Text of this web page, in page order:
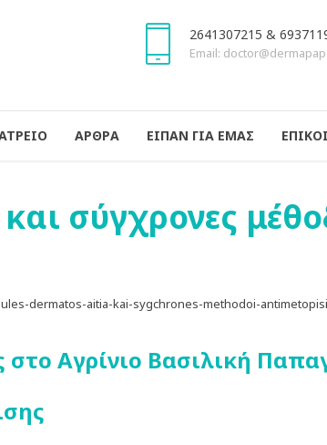
2641307215 &
Email:
ΑΡΘΡΑ ΕΙΠΑΝ ΓΙΑ ΕΜΑΣ
σύγχρονες
Αγρίνιο Βασιλική